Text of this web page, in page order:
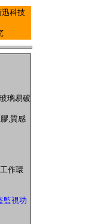
科技
璃易破
,質感
作環
監視功